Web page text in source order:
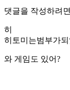
댓글을 작성하려
히
히토미는범부가
와 게임도 있어?